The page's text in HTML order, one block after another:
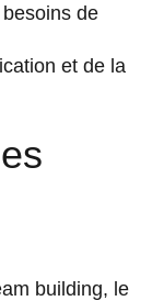
de
et de la
building, le